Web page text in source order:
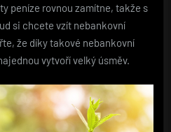
peníze rovnou zamítne, takže s
si chcete vzít nebankovní
že díky takové nebankovní
vytvoří velký úsměv.